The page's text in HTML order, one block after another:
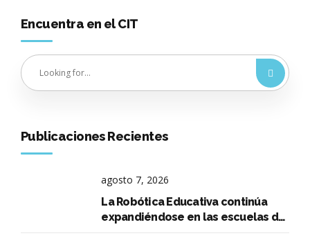
Encuentra en el CIT
Publicaciones Recientes
agosto 7, 2026
La Robótica Educativa continúa
expandiéndose en las escuelas de